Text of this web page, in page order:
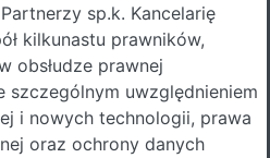
sp.k. Kancelarię
kilkunastu prawników,
obsłudze prawnej
szczególnym uwzględnieniem
i nowych technologii, prawa
oraz ochrony danych